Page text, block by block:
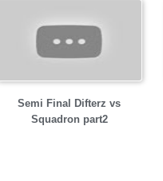
Semi Final Difterz vs
Squadron part2